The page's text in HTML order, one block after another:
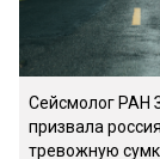
Сейсмолог РАН
призвала
тревожную